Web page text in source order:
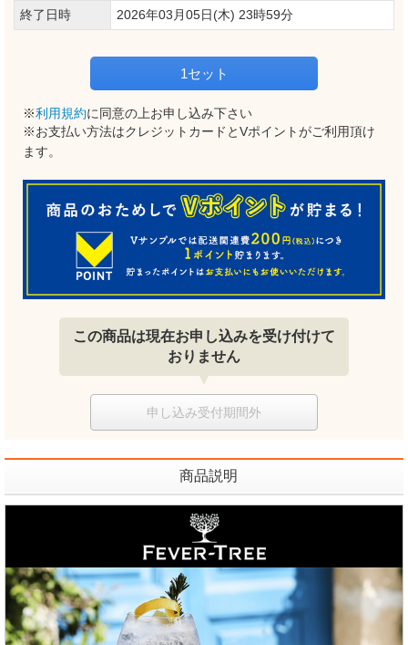
終了日時 2026年03月05日(木) 23時59分
1セット
※利用規約に同意の上お申し込み下さい
※お支払い方法はクレジットカードとVポイントがご利用頂け
ます。
この商品は現在お申し込みを受け付けて
おりません
申し込み受付期間外
商品説明